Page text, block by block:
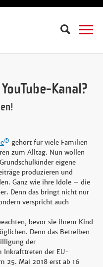
Suche
Kanal?
gehört für viele Familien
zum Alltag. Nun wollen
eigene
produzieren und
Ganz wie ihre Idole – die
Denn das bringt nicht nur
verspricht auch
bevor sie ihrem Kind
Denn das Betreiben
der
Inkrafttreten der EU-
25. Mai 2018 erst ab 16